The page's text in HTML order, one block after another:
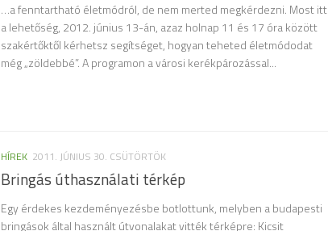
…a fenntartható életmódról, de nem merted megkérdezni. Most itt
a lehetőség, 2012. június 13-án, azaz holnap 11 és 17 óra között
szakértőktől kérhetsz segítséget, hogyan teheted életmódodat
még „zöldebbé”. A programon a városi kerékpározással...
HÍREK 2011. JÚNIUS 30. CSÜTÖRTÖK
Bringás úthasználati térkép
Egy érdekes kezdeményezésbe botlottunk, melyben a budapesti
bringások által használt útvonalakat vitték térképre: Kicsit